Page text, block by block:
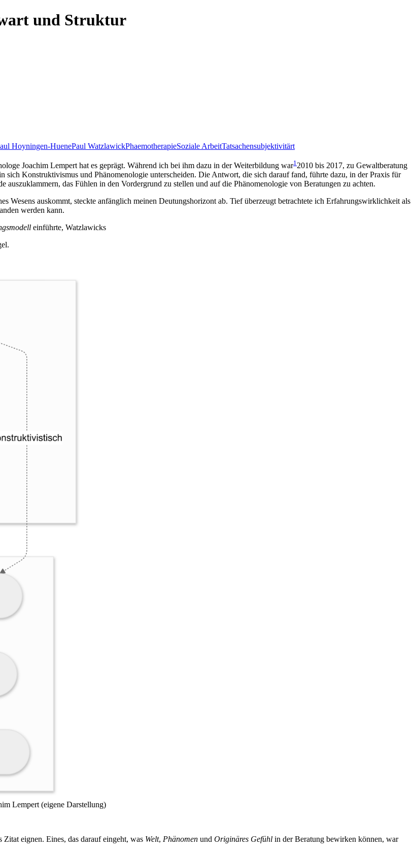
und Struktur
Hoyningen-HuenePaul WatzlawickPhaemotherapieSoziale ArbeitTatsachensubjektivitärt
Joachim Lempert hat es geprägt. Während ich bei ihm dazu in der Weiterbildung war1 2010 bis 2017, zu Gewaltberatung
sich Konstruktivismus und Phänomenologie unterscheiden. Die Antwort, die sich darauf fand, führte dazu, in der Praxis für
auszuklammern, das Fühlen in den Vordergrund zu stellen und auf die Phänomenologie von Beratungen zu achten.
Wesens auskommt, steckte anfänglich meinen Deutungshorizont ab. Tief überzeugt betrachtete ich Erfahrungswirklichkeit als
werden kann.
einführte, Watzlawicks
Lempert (eigene Darstellung)
Zitat eignen. Eines, das darauf eingeht, was Welt, Phänomen und Originäres Gefühl in der Beratung bewirken können, war